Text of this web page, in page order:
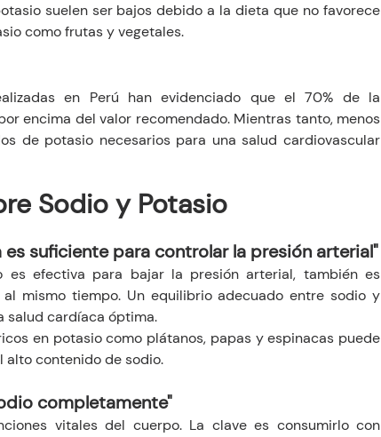
suelen ser bajos debido a la dieta que no favorece
como frutas y vegetales.
en Perú han evidenciado que el 70% de la
encima del valor recomendado. Mientras tanto, menos
de potasio necesarios para una salud cardiovascular
Sodio y Potasio
es suficiente para controlar la presión arterial"
es efectiva para bajar la presión arterial, también es
mismo tiempo. Un equilibrio adecuado entre sodio y
salud cardíaca óptima.
en potasio como plátanos, papas y espinacas puede
contenido de sodio.
completamente"
vitales del cuerpo. La clave es consumirlo con